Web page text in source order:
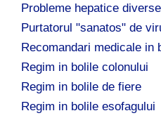
Probleme hepatice diverse
Purtatorul "sanatos" de
Recomandari medicale in
Regim in bolile colonului
Regim in bolile de fiere
Regim in bolile esofagului